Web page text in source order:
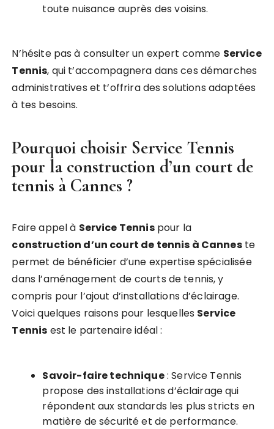
toute nuisance auprès des voisins.
N’hésite pas à consulter un expert comme Service
Tennis, qui t’accompagnera dans ces démarches
administratives et t’offrira des solutions adaptées
à tes besoins.
Pourquoi choisir Service Tennis
pour la construction d’un court de
tennis à Cannes ?
Faire appel à Service Tennispour la
construction d’un court de tennis à Canneste
permet de bénéficier d’une expertise spécialisée
dans l’aménagement de courts de tennis, y
compris pour l’ajout d’installations d’éclairage.
Voici quelques raisons pour lesquelles Service
Tennis est le partenaire idéal :
Savoir-faire technique: Service Tennis
propose des installations d’éclairage qui
répondent aux standards les plus stricts en
matière de sécurité et de performance.